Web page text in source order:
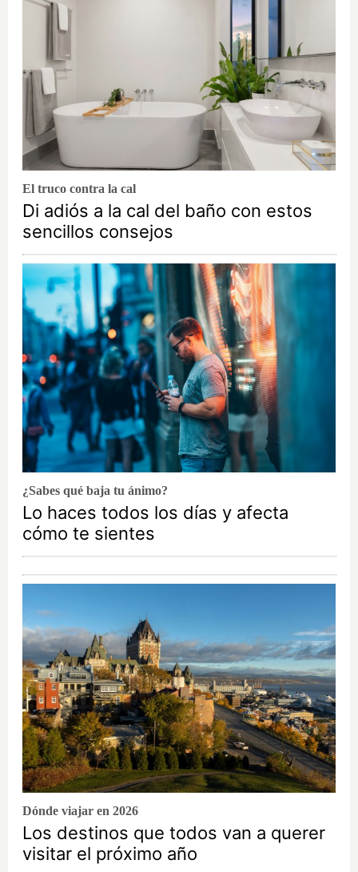
El truco contra la cal
Di adiós a la cal del baño con estos
sencillos consejos
¿Sabes qué baja tu ánimo?
Lo haces todos los días y afecta
cómo te sientes
Dónde viajar en 2026
Los destinos que todos van a querer
visitar el próximo año